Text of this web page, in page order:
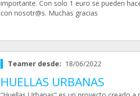
importante. Con solo 1 euro se pueden
con nosotr@s. Muchas gracias
Teamer desde: 18/06/2022
HUELLAS URBANAS